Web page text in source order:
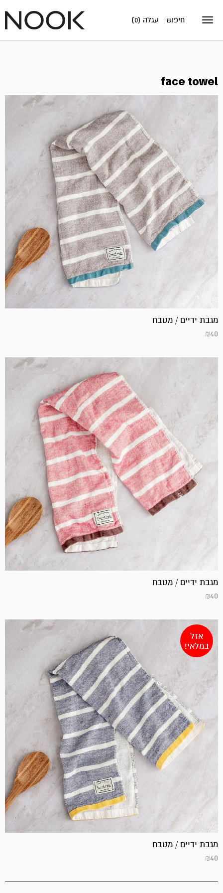
Toggle
עגלה (0) חיפוש
face towel
מגבת ידיים / מטבח
₪40
מגבת ידיים / מטבח
₪40
אזל
במלאי!
מגבת ידיים / מטבח
₪40